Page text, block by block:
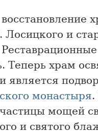
и
Теперь храм
является
монастыря
мощей
и святого